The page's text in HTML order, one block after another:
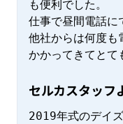
も便利でした。
仕事で昼間電話に
他社からは何度も
かかってきてとて
セルカスタッフ
2019年式のデイ